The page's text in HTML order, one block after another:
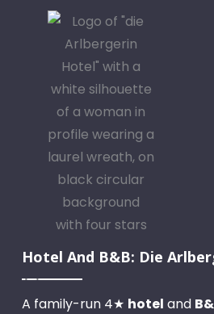
Hotel And B&B: Die
A family-run 4★ hotel and